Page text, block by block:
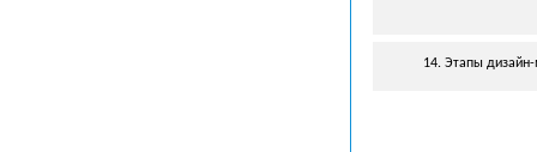
14. Этапы